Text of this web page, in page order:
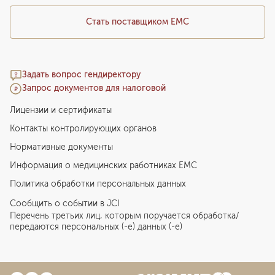
Стать поставщиком ЕМС
Задать вопрос гендиректору
Запрос документов для налоговой
Лицензии и сертификаты
Контакты контролирующих органов
Нормативные документы
Информация о медицинских работниках EMC
Политика обработки персональных данных
Сообщить о событии в JCI
Перечень третьих лиц, которым поручается обработка/
передаются персональных (-е) данных (-е)